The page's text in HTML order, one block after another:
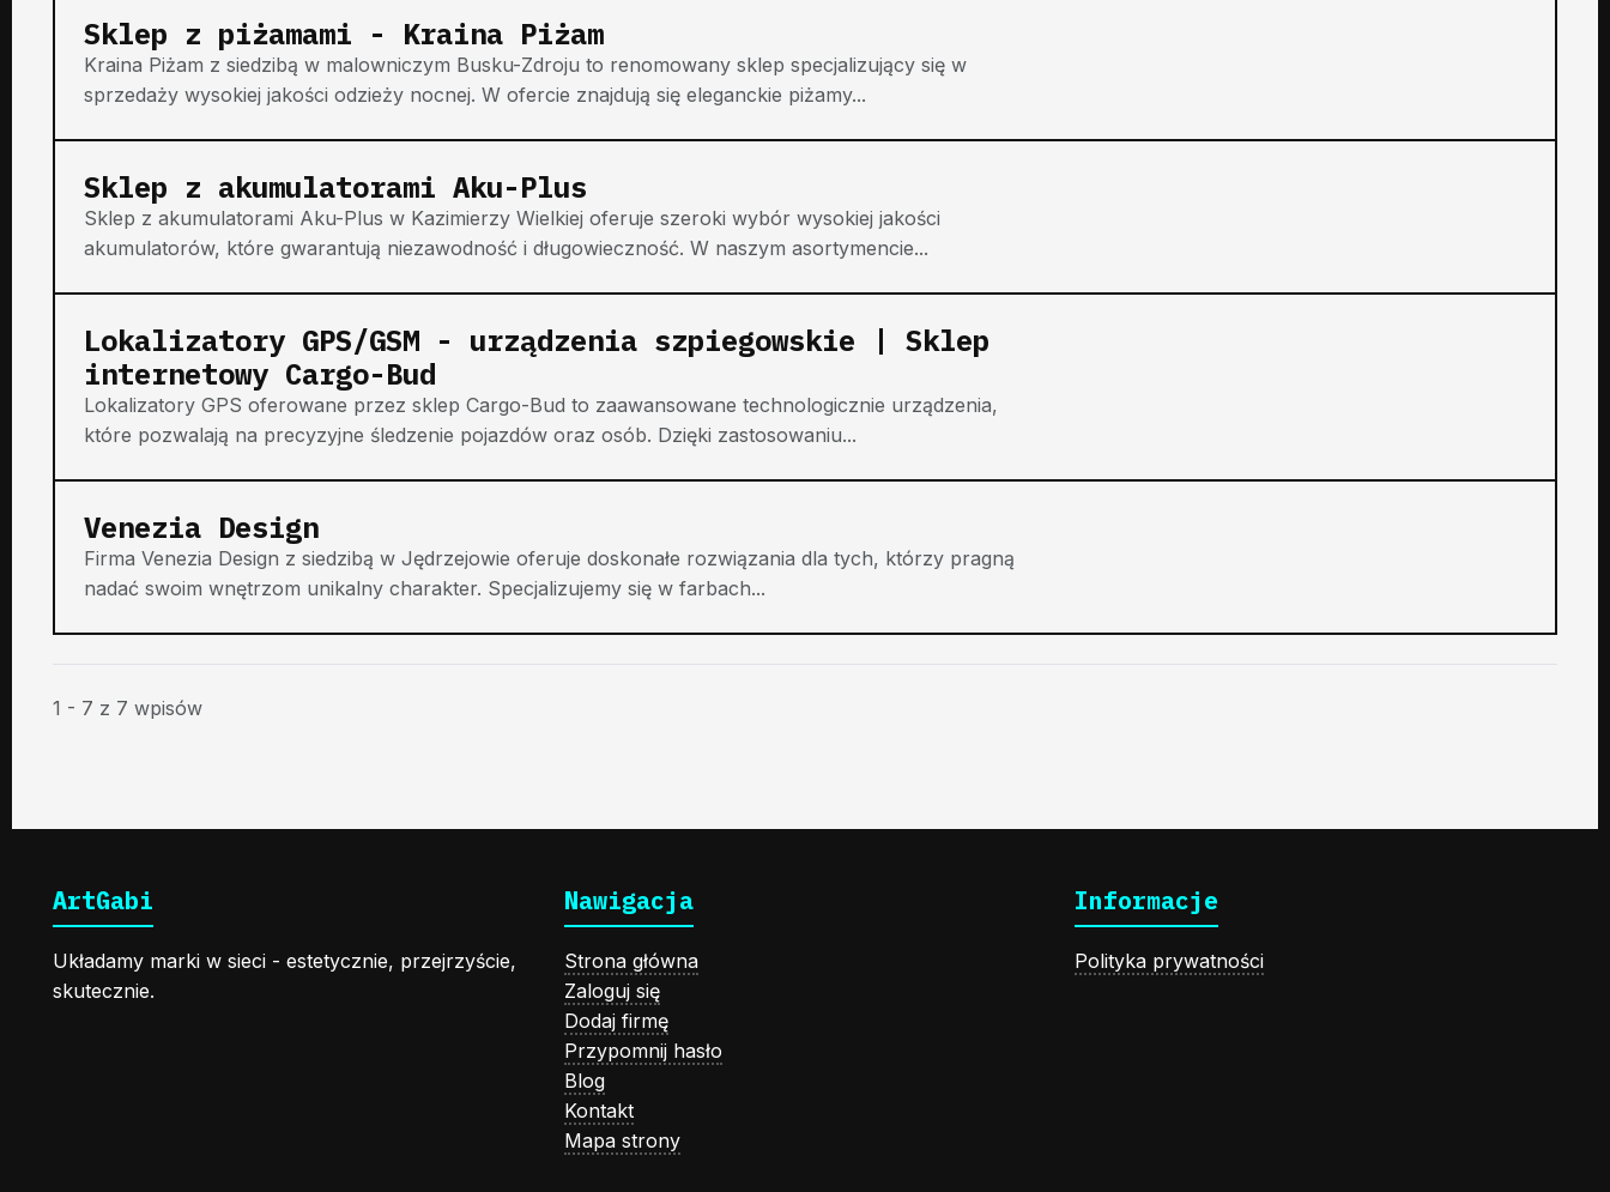
Sklep z piżamami - Kraina Piżam
Kraina Piżam z siedzibą w malowniczym Busku-Zdroju to renomowany sklep specjalizujący się w
sprzedaży wysokiej jakości odzieży nocnej. W ofercie znajdują się eleganckie piżamy...
Sklep z akumulatorami Aku-Plus
Sklep z akumulatorami Aku-Plus w Kazimierzy Wielkiej oferuje szeroki wybór wysokiej jakości
akumulatorów, które gwarantują niezawodność i długowieczność. W naszym asortymencie...
Lokalizatory GPS/GSM - urządzenia szpiegowskie | Sklep
internetowy Cargo-Bud
Lokalizatory GPS oferowane przez sklep Cargo-Bud to zaawansowane technologicznie urządzenia,
które pozwalają na precyzyjne śledzenie pojazdów oraz osób. Dzięki zastosowaniu...
Venezia Design
Firma Venezia Design z siedzibą w Jędrzejowie oferuje doskonałe rozwiązania dla tych, którzy pragną
nadać swoim wnętrzom unikalny charakter. Specjalizujemy się w farbach...
1 - 7 z 7 wpisów
ArtGabi
Układamy marki w sieci - estetycznie, przejrzyście,
skutecznie.
Nawigacja
Strona główna
Zaloguj się
Dodaj firmę
Przypomnij hasło
Blog
Kontakt
Mapa strony
Informacje
Polityka prywatności